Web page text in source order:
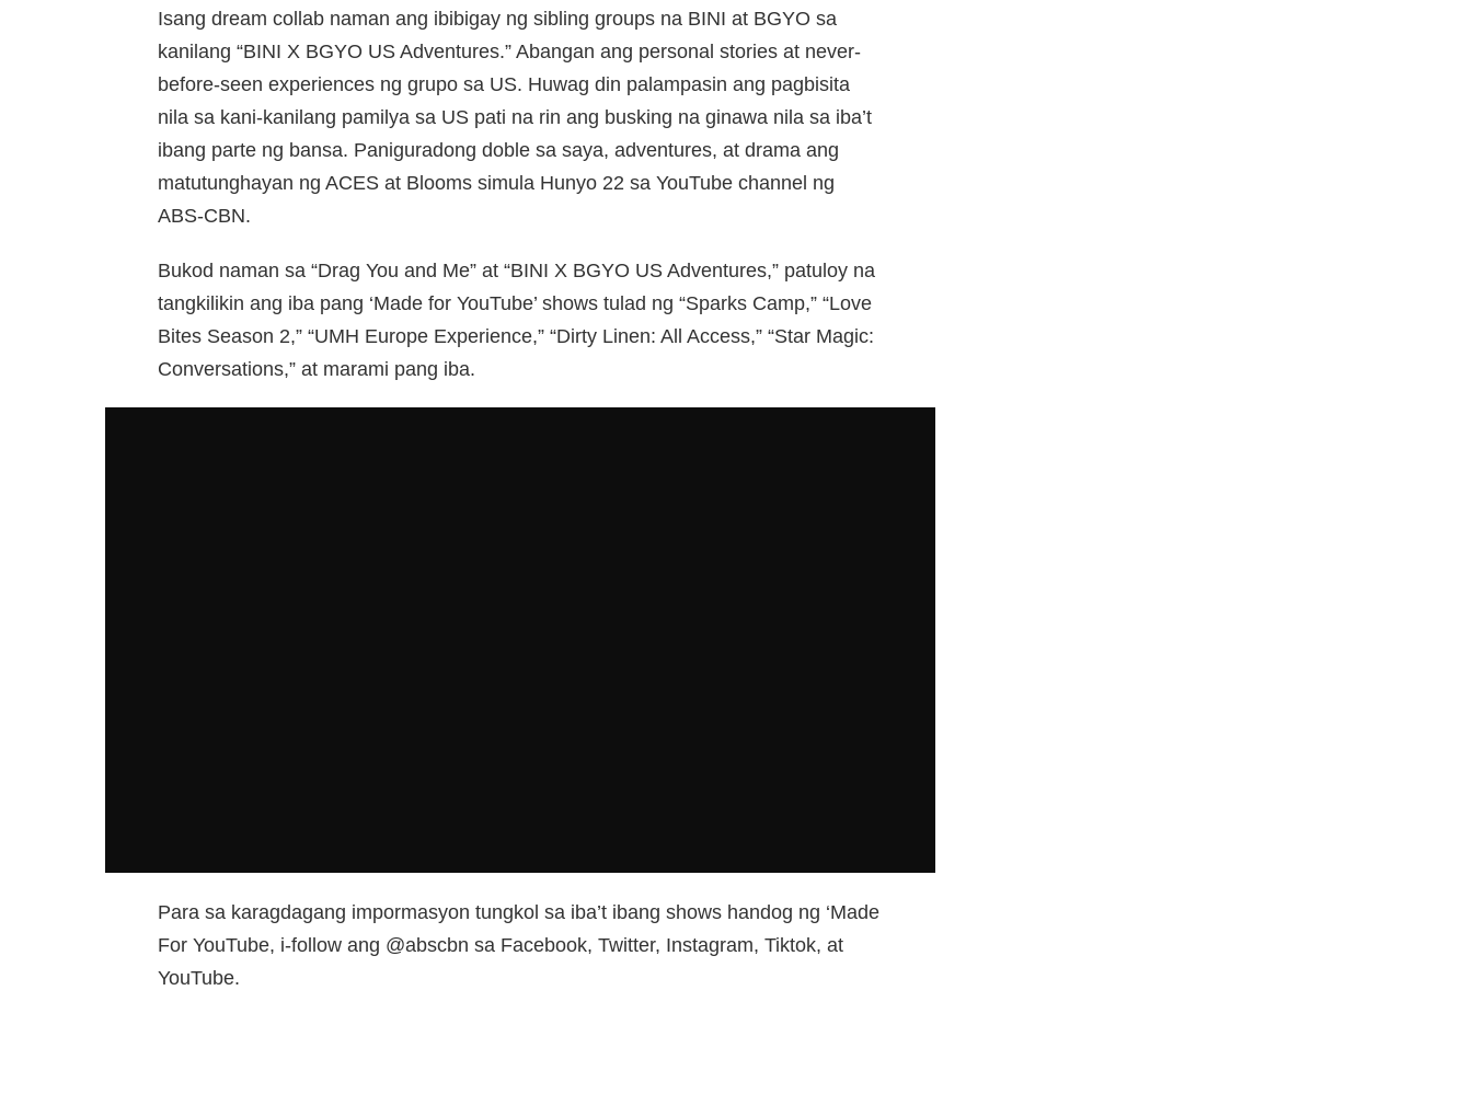
Isang dream collab naman ang ibibigay ng sibling groups na BINI at BGYO sa
kanilang “BINI X BGYO US Adventures.” Abangan ang personal stories at never-
before-seen experiences ng grupo sa US. Huwag din palampasin ang pagbisita
nila sa kani-kanilang pamilya sa US pati na rin ang busking na ginawa nila sa iba’t
ibang parte ng bansa. Paniguradong doble sa saya, adventures, at drama ang
matutunghayan ng ACES at Blooms simula Hunyo 22 sa YouTube channel ng
ABS-CBN.
Bukod naman sa “Drag You and Me” at “BINI X BGYO US Adventures,” patuloy na
tangkilikin ang iba pang ‘Made for YouTube’ shows tulad ng “Sparks Camp,” “Love
Bites Season 2,” “UMH Europe Experience,” “Dirty Linen: All Access,” “Star Magic:
Conversations,” at marami pang iba.
Para sa karagdagang impormasyon tungkol sa iba’t ibang shows handog ng ‘Made
For YouTube, i-follow ang @abscbn sa Facebook, Twitter, Instagram, Tiktok, at
YouTube.